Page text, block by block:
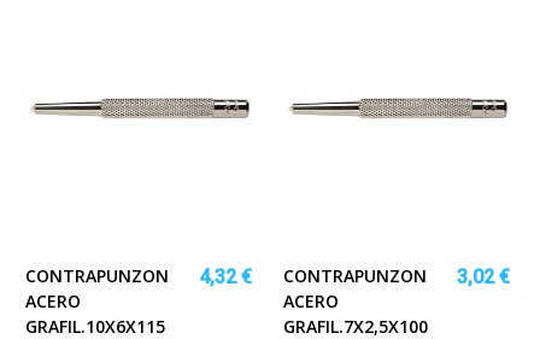
CONTRAPUNZON
ACERO
GRAFIL.10X6X115
4,32 €
CONTRAPUNZON
ACERO
GRAFIL.7X2,5X100
3,02 €